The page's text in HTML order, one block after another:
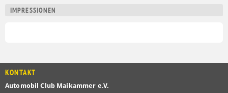
IMPRESSIONEN
KONTAKT
Automobil Club Maikammer e.V.